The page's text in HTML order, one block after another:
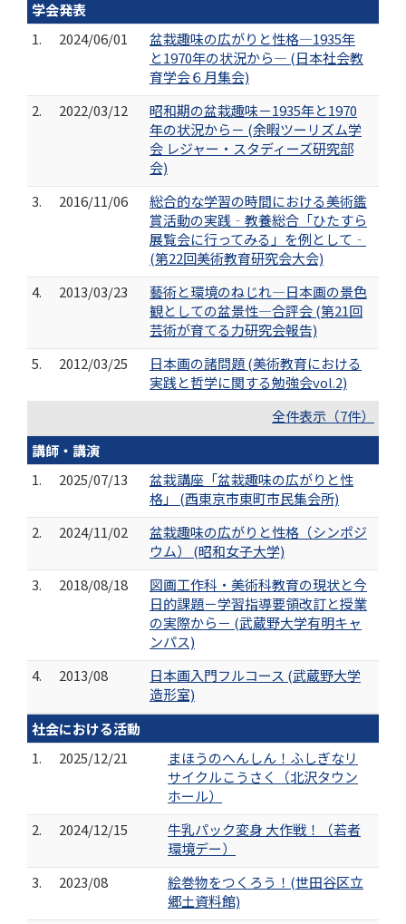
学会発表
1.
2024/06/01
盆栽趣味の広がりと性格―1935年
と1970年の状況から― (日本社会教
育学会６月集会)
2.
2022/03/12
昭和期の盆栽趣味－1935年と1970
年の状況から－ (余暇ツーリズム学
会 レジャー・スタディーズ研究部
会)
3.
2016/11/06
総合的な学習の時間における美術鑑
賞活動の実践‐教養総合「ひたすら
展覧会に行ってみる」を例として‐
(第22回美術教育研究会大会)
4.
2013/03/23
藝術と環境のねじれ―日本画の景色
観としての盆景性―合評会 (第21回
芸術が育てる力研究会報告)
5.
2012/03/25
日本画の諸問題 (美術教育における
実践と哲学に関する勉強会vol.2)
全件表示（7件）
講師・講演
1.
2025/07/13
盆栽講座「盆栽趣味の広がりと性
格」 (西東京市東町市民集会所)
2.
2024/11/02
盆栽趣味の広がりと性格（シンポジ
ウム） (昭和女子大学)
3.
2018/08/18
図画工作科・美術科教育の現状と今
日的課題－学習指導要領改訂と授業
の実際から－ (武蔵野大学有明キャ
ンパス)
4.
2013/08
日本画入門フルコース (武蔵野大学
造形室)
社会における活動
1.
2025/12/21
まほうのへんしん！ふしぎなリ
サイクルこうさく（北沢タウン
ホール）
2.
2024/12/15
牛乳パック変身 大作戦！（若者
環境デー）
3.
2023/08
絵巻物をつくろう！(世田谷区立
郷土資料館)